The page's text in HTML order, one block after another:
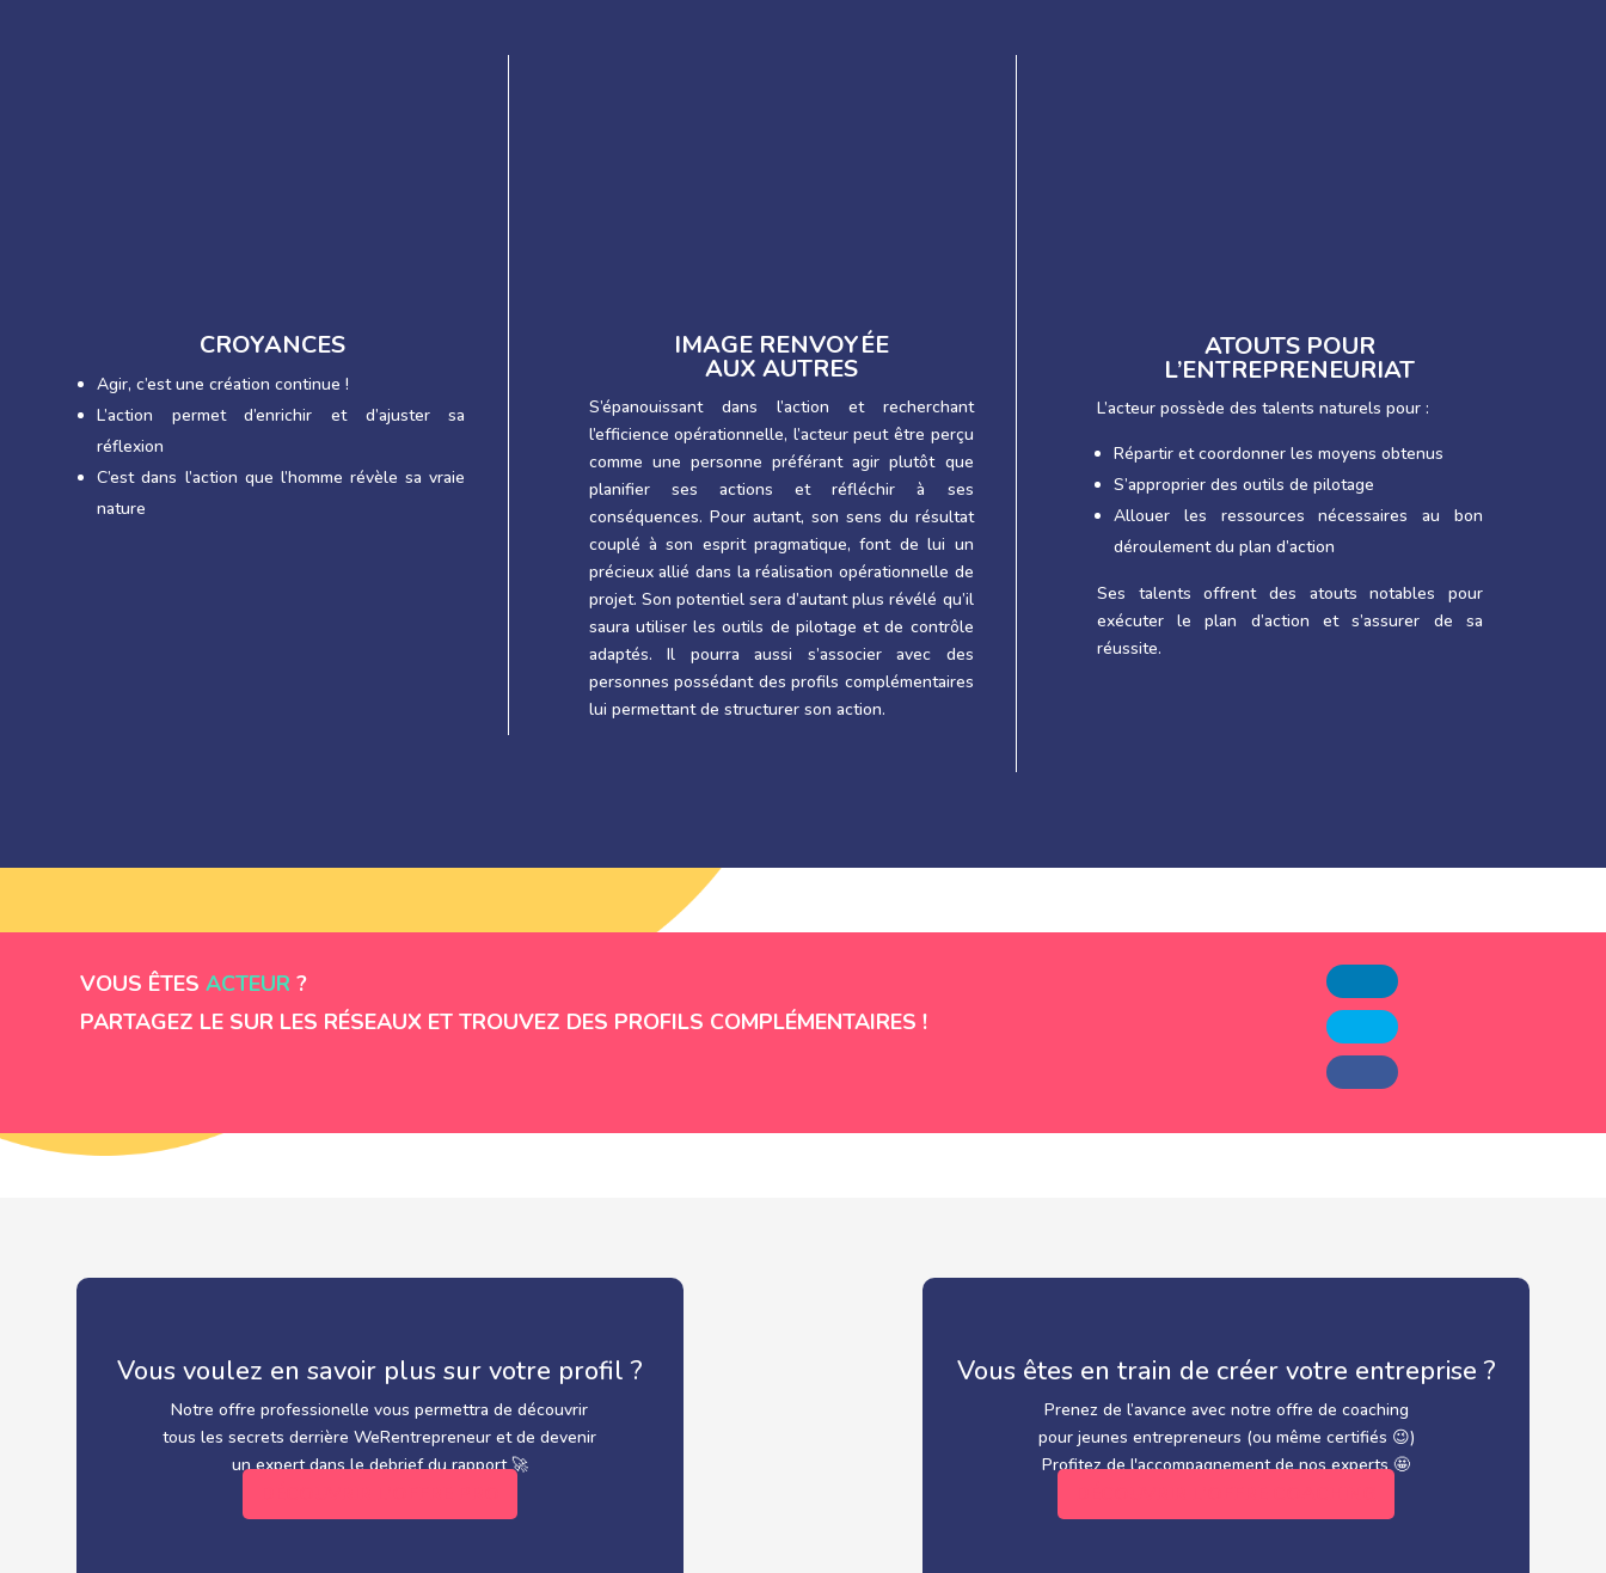
CROYANCES
Agir, c’est une création continue !
L’action permet d’enrichir et d’ajuster sa
réflexion
C’est dans l’action que l’homme révèle sa vraie
nature
IMAGE RENVOYÉE
AUX AUTRES
S’épanouissant dans l’action et recherchant
l’efficience opérationnelle, l’acteur peut être perçu
comme une personne préférant agir plutôt que
planifier ses actions et réfléchir à ses
conséquences. Pour autant, son sens du résultat
couplé à son esprit pragmatique, font de lui un
précieux allié dans la réalisation opérationnelle de
projet. Son potentiel sera d’autant plus révélé qu’il
saura utiliser les outils de pilotage et de contrôle
adaptés. Il pourra aussi s’associer avec des
personnes possédant des profils complémentaires
lui permettant de structurer son action.
ATOUTS POUR
L’ENTREPRENEURIAT
L’acteur possède des talents naturels pour :
Répartir et coordonner les moyens obtenus
S’approprier des outils de pilotage
Allouer les ressources nécessaires au bon
déroulement du plan d’action
Ses talents offrent des atouts notables pour
exécuter le plan d’action et s’assurer de sa
réussite.
VOUS ÊTESACTEUR ?
PARTAGEZ LE SUR LES RÉSEAUX ET TROUVEZ DES PROFILS COMPLÉMENTAIRES !
Vous voulez en savoir plus sur votre profil ?
Notre offre professionelle vous permettra de découvrir
tous les secrets derrière WeRentrepreneur et de devenir
un expert dans le debrief du rapport 🚀
Vous êtes en train de créer votre entreprise ?
Prenez de l’avance avec notre offre de coaching
pour jeunes entrepreneurs (ou même certifiés 😉)
Profitez de l'accompagnement de nos experts 🤩